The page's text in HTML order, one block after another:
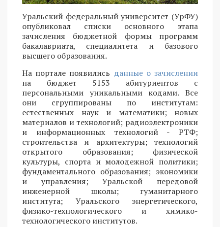
Уральский федеральный университет (УрФУ)
опубликовал списки основного этапа
зачисления бюджетной формы программ
бакалавриата, специалитета и базового
высшего образования.
На портале появились данные о зачислении
на бюджет 5153 абитуриентов с
персональными уникальными кодами. Все
они сгруппированы по институтам:
естественных наук и математики; новых
материалов и технологий; радиоэлектроники
и информационных технологий - РТФ;
строительства и архитектуры; технологий
открытого образования; физической
культуры, спорта и молодежной политики;
фундаментального образования; экономики
и управления; Уральской передовой
инженерной школы; гуманитарного
института; Уральского энергетического,
физико-технологического и химико-
технологического институтов.